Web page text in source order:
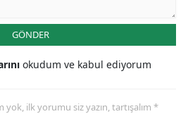
GÖNDER
okudum ve kabul ediyorum
ilk yorumu siz yazın, tartışalım *